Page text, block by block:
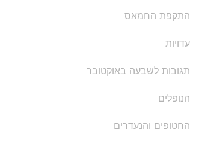
התקפת החמאס
עדויות
תגובות לשבעה באוקטובר
הנופלים
החטופים והנעדרים